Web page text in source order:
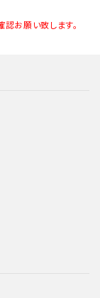
お願い致します。